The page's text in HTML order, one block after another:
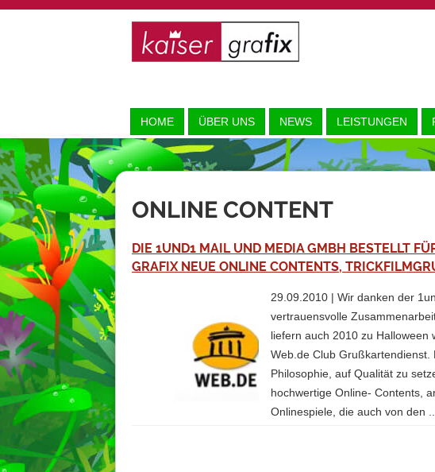
HOME ÜBER UNS NEWS LEISTUNGEN
ONLINE CONTENT
DIE 1UND1 MAIL UND MEDIA GMBH BESTELLT
GRAFIX NEUE ONLINE CONTENTS,
29.09.2010 | Wir danken der
vertrauensvolle
liefern auch 2010 zu Halloween
Web.de Club
Philosophie, auf Qualität zu
hochwertige Online- Contents,
Onlinespiele, die auch von den ...